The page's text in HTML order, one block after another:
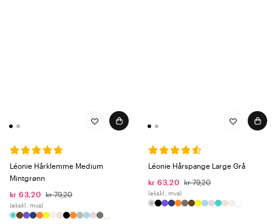
Léonie Hårklemme Medium
Mintgrønn
kr 63,20 kr 79,20
(ekskl. mva)
Léonie Hårspange Large Grå
kr 63,20 kr 79,20
(ekskl. mva)